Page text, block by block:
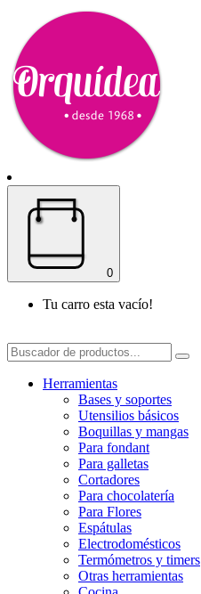
0
Tu carro esta vacío!
Herramientas
Bases y soportes
Utensilios básicos
Boquillas y mangas
Para fondant
Para galletas
Cortadores
Para chocolatería
Para Flores
Espátulas
Electrodomésticos
Termómetros y timers
Otras herramientas